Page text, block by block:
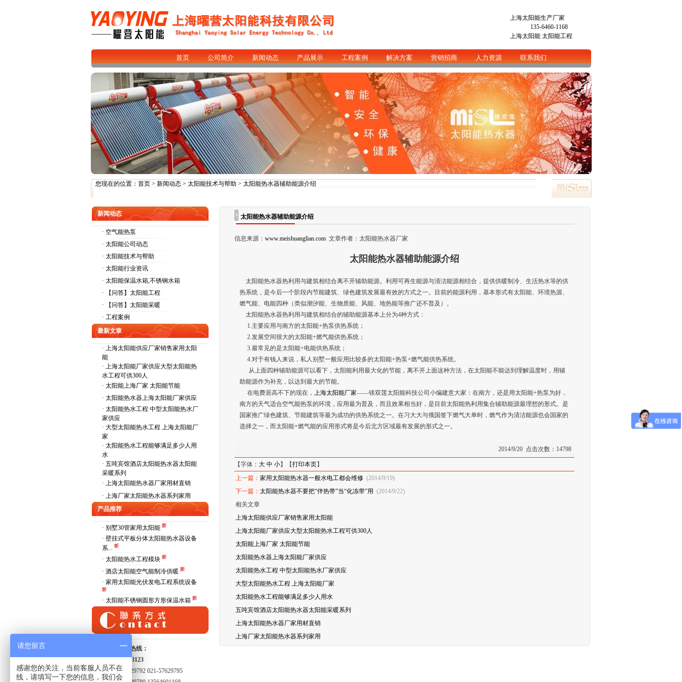
上海太阳能生产厂家
135-6460-1168
上海太阳能 太阳能工程
首页 公司简介 新闻动态 产品展示 工程案例 解决方案 营销招商 人力资源 联系我们
您现在的位置： 首页> 新闻动态> 太阳能技术与帮助 > 太阳能热水器辅助能源介绍
新闻动态
· 空气能热泵
· 太阳能公司动态
· 太阳能技术与帮助
· 太阳能行业资讯
· 太阳能保温水箱,不锈钢水箱
· 【问答】太阳能工程
· 【问答】太阳能采暖
· 工程案例
最新文章
· 上海太阳能供应厂家销售家用太阳
能
· 上海太阳能厂家供应大型太阳能热
水工程可供300人
· 太阳能上海厂家 太阳能节能
· 太阳能热水器上海太阳能厂家供应
· 太阳能热水工程 中型太阳能热水厂
家供应
· 大型太阳能热水工程 上海太阳能厂
家
· 太阳能热水工程能够满足多少人用
水
· 五吨宾馆酒店太阳能热水器太阳能
采暖系列
· 上海太阳能热水器厂家用材直销
· 上海厂家太阳能热水器系列家用
产品推荐
· 别墅30管家用太阳能
· 壁挂式平板分体太阳能热水器设备
系...
· 太阳能热水工程模块
· 酒店太阳能空气能制冷供暖
· 家用太阳能光伏发电工程系统设备
· 太阳能不锈钢圆形方形保温水箱
全国服务热线：
15821413123
021-57629792 021-57629795
太阳能热水器辅助能源介绍
信息来源： www.meishuanglian.com 文章作者：太阳能热水器厂家
太阳能热水器辅助能源介绍
太阳能热水器热利用与建筑相结合离不开辅助能源。利用可再生能源与清洁能源相结合，提供供暖制冷、生活热水等的供
热系统，是今后一个阶段内节能建筑、绿色建筑发展最有效的方式之一。目前的能源利用，基本形式有太阳能、环境热源、
燃气能、电能四种（类似潮汐能、生物质能、风能、地热能等推广还不普及）。
太阳能热水器热利用与建筑相结合的辅助能源基本上分为4种方式：
1.主要应用与南方的太阳能+热泵供热系统；
2.发展空间很大的太阳能+燃气能供热系统；
3.最常见的是太阳能+电能供热系统；
4.对于有钱人来说，私人别墅一般应用比较多的太阳能+热泵+燃气能供热系统。
从上面四种辅助能源可以看下，太阳能利用最大化的节能，离不开上面这种方法，在太阳能不能达到理解温度时，用辅
助能源作为补充，以达到最大的节能。
在电费居高不下的现在， 上海太阳能厂家——镁双莲太阳能科技公司小编建意大家：在南方，还是用太阳能+热泵为好，
南方的天气适合空气能热泵的环境，应用最为普及，而且效果相当好，是目前太阳能热利用集合辅助能源最理想的形式。是
国家推广绿色建筑、节能建筑等最为成功的供热系统之一。在习大大与俄国签下燃气大单时，燃气作为清洁能源也会国家的
选择之一，而太阳能+燃气能的应用形式将是今后北方区域最有发展的形式之一。
2014/9/20 点击次数：14798
【字体： 大 中 小】【打印本页】
上一篇： 家用太阳能热水器一般水电工都会维修 (2014/9/19)
下一篇： 太阳能热水器不要把“伴热带”当“化冻带”用 (2014/9/22)
相关文章
上海太阳能供应厂家销售家用太阳能
上海太阳能厂家供应大型太阳能热水工程可供300人
太阳能上海厂家 太阳能节能
太阳能热水器上海太阳能厂家供应
太阳能热水工程 中型太阳能热水厂家供应
大型太阳能热水工程 上海太阳能厂家
太阳能热水工程能够满足多少人用水
五吨宾馆酒店太阳能热水器太阳能采暖系列
上海太阳能热水器厂家用材直销
上海厂家太阳能热水器系列家用
请您留言
感谢您的关注，当前客服人员不在
线，请填写一下您的信息，我们会